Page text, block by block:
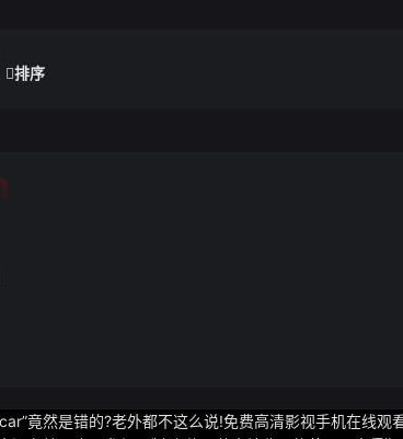
排序
竟然是错的?老外都不这么说!免费高清影视手机在线